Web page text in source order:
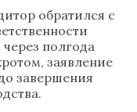
обратился с
полгода
заявление
завершения